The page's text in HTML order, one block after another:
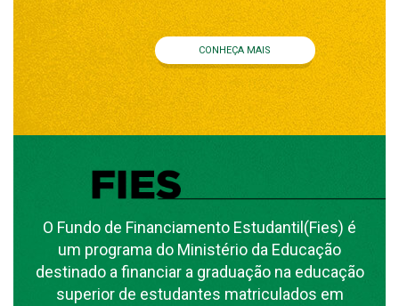
CONHEÇA MAIS
O Fundo de Financiamento Estudantil(Fies) é
um programa do Ministério da Educação
destinado a financiar a graduação na educação
superior de estudantes matriculados em